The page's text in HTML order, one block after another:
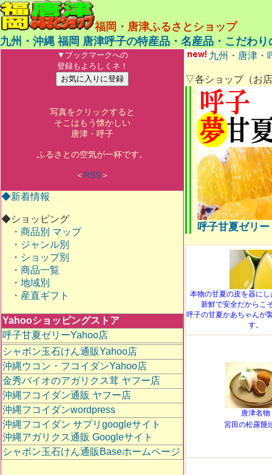
福岡・唐津ふるさとショップ
九州・沖縄 福岡 唐津呼子の特産品・名産品・こだわ
▼ブックマークへの
登録もよろしくネ！
お気に入りに登録
写真をクリックすると
そこはもう懐かしい
唐津・呼子
ふるさとの空気が一杯です。
＜ RSS＞
◆新着情報
◆ショッピング
・商品別 マップ
・ジャンル別
・ショップ別
・商品一覧
・地域別
・産直ギフト
Yahooショッピングストア
呼子甘夏ゼリーYahoo店
シャボン玉石けん通販Yahoo店
沖縄ウコン・フコイダンYahoo店
金秀バイオのアガリクス茸 ヤフー店
沖縄フコイダン通販 ヤフー店
沖縄フコイダンwordpress
沖縄フコイダン サプリgoogleサイト
沖縄アガリクス通販 Googleサイト
シャボン玉石けん通販Baseホームページ
九州・唐津・
▽各ショップ（お
呼子甘夏ゼリ
本物の甘夏の皮を器に
新鮮で安全だからこ
呼子の甘夏かあちゃんが
す。
唐津名物
宮田の松露饅